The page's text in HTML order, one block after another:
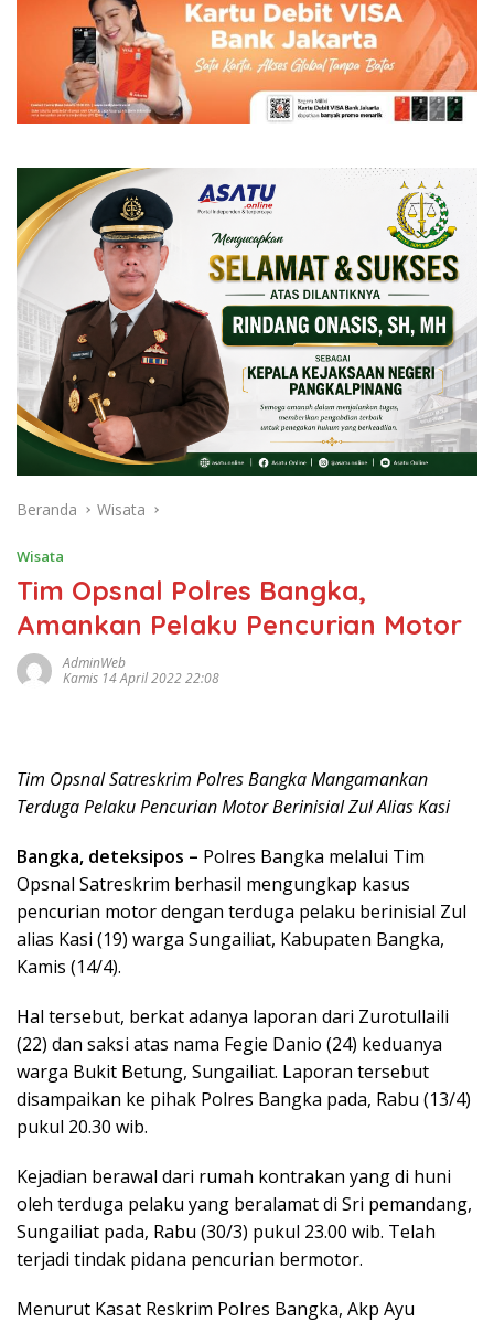
Beranda Wisata
Wisata
Tim Opsnal Polres Bangka,
Amankan Pelaku Pencurian Motor
AdminWeb
Kamis 14 April 2022 22:08
Tim Opsnal Satreskrim Polres Bangka Mangamankan
Terduga Pelaku Pencurian Motor Berinisial Zul Alias Kasi
Bangka, deteksipos – Polres Bangka melalui Tim
Opsnal Satreskrim berhasil mengungkap kasus
pencurian motor dengan terduga pelaku berinisial Zul
alias Kasi (19) warga Sungailiat, Kabupaten Bangka,
Kamis (14/4).
Hal tersebut, berkat adanya laporan dari Zurotullaili
(22) dan saksi atas nama Fegie Danio (24) keduanya
warga Bukit Betung, Sungailiat. Laporan tersebut
disampaikan ke pihak Polres Bangka pada, Rabu (13/4)
pukul 20.30 wib.
Kejadian berawal dari rumah kontrakan yang di huni
oleh terduga pelaku yang beralamat di Sri pemandang,
Sungailiat pada, Rabu (30/3) pukul 23.00 wib. Telah
terjadi tindak pidana pencurian bermotor.
Menurut Kasat Reskrim Polres Bangka, Akp Ayu